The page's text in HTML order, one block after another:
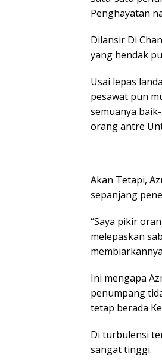
Penghayatan
Dilansir Di
yang hendak
Usai lepas
pesawat pun
semuanya
orang antre
Akan Tetapi,
sepanjang
“Saya pikir
melepaskan
Ini mengapa
penumpang
tetap berada
Di turbulensi
sangat tinggi.